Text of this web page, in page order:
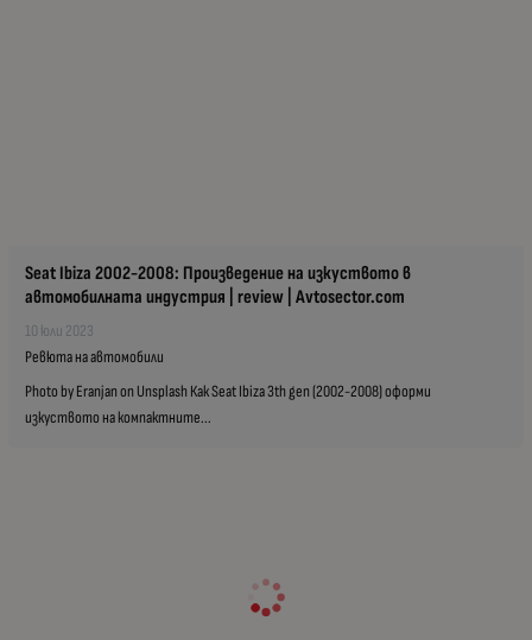
Seat Ibiza 2002-2008: Произведение на изкуството в
автомобилната индустрия | review | Avtosector.com
10 юли 2023
Ревюта на автомобили
Photo by Eranjan on Unsplash Как Seat Ibiza 3th gen (2002-2008) оформи
изкуството на компактните...